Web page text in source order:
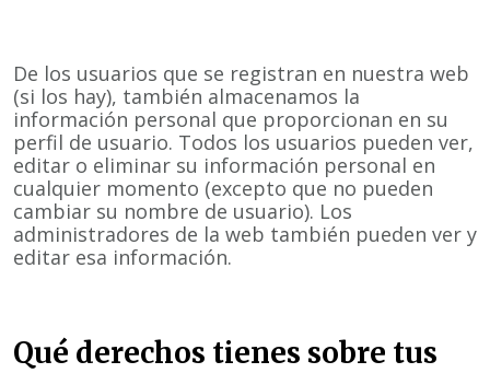
De los usuarios que se registran en nuestra web
(si los hay), también almacenamos la
información personal que proporcionan en su
perfil de usuario. Todos los usuarios pueden ver,
editar o eliminar su información personal en
cualquier momento (excepto que no pueden
cambiar su nombre de usuario). Los
administradores de la web también pueden ver y
editar esa información.
Qué derechos tienes sobre tus